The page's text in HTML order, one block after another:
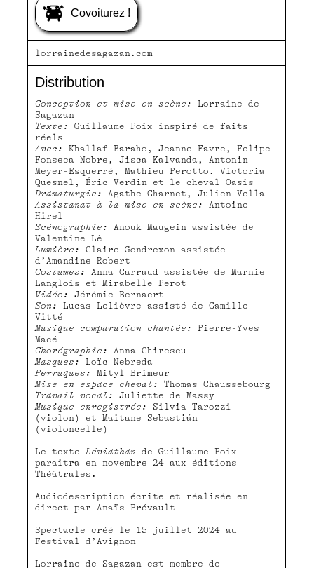
lorrainedesagazan.com
Distribution
Conception et mise en scène:
Lorraine de
Sagazan
Texte:
Guillaume Poix inspiré de faits
réels
Avec:
Khallaf Baraho, Jeanne Favre, Felipe
Fonseca Nobre, Jisca Kalvanda, Antonin
Meyer-Esquerré, Mathieu Perotto, Victoria
Quesnel, Éric Verdin et le cheval Oasis
Dramaturgie:
Agathe Charnet, Julien Vella
Assistanat à la mise en scène:
Antoine
Hirel
Scénographie:
Anouk Maugein assistée de
Valentine Lê
Lumière:
Claire Gondrexon assistée
d’Amandine Robert
Costumes:
Anna Carraud assistée de Marnie
Langlois et Mirabelle Perot
Vidéo: Jérémie Bernaert
Son:
Lucas Lelièvre assisté de Camille
Vitté
Musique comparution chantée: Pierre-Yves
Macé
Chorégraphie: Anna Chirescu
Masques:
Loïc Nebreda
Perruques: Mityl Brimeur
Mise en espace cheval:
Thomas Chaussebourg
Travail vocal: Juliette de Massy
Musique enregistrée: Silvia Tarozzi
(violon) et Maitane Sebastián
(violoncelle)
Le texteLéviathan de Guillaume Poix
paraitra en novembre 24 aux éditions
Théâtrales.
Audiodescription écrite et réalisée en
direct par Anaïs Prévault
Spectacle créé le 15 juillet 2024 au
Festival d’Avignon
Lorraine de Sagazan est membre de
Covoiturez !